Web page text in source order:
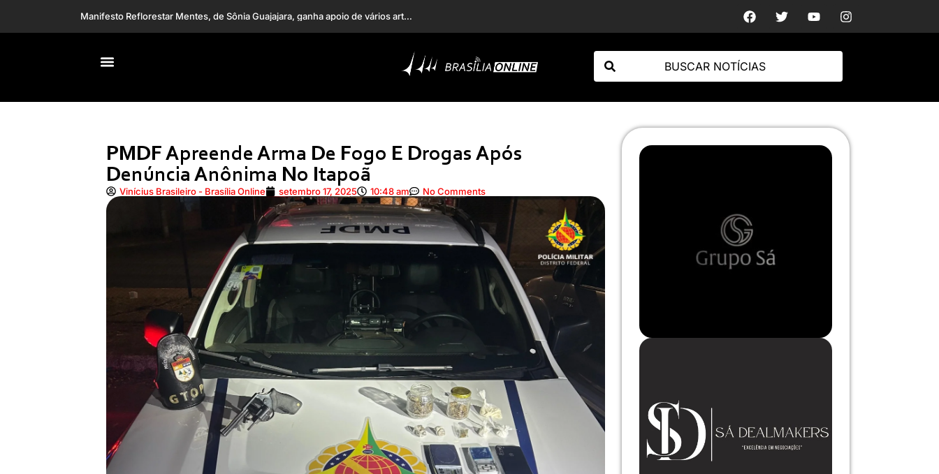
Semana na TV: retrata
Carro capota em viaduto da EPIA Sul, no DF INSS divulga calendário de agosto para quem recebe acima do salário mínimo; veja quando sacar até R$ 8.475,55
PMDF Apreende Arma De Fogo E Drogas Após
Denúncia Anônima No Itapoã
Vinícius Brasileiro - Brasília Online setembro 17, 2025 10:48 am No Comments